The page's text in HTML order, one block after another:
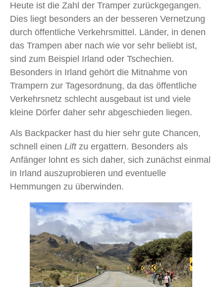
Heute ist die Zahl der Tramper zurückgegangen.
Dies liegt besonders an der besseren Vernetzung
durch öffentliche Verkehrsmittel. Länder, in denen
das Trampen aber nach wie vor sehr beliebt ist,
sind zum Beispiel Irland oder Tschechien.
Besonders in Irland gehört die Mitnahme von
Trampern zur Tagesordnung, da das öffentliche
Verkehrsnetz schlecht ausgebaut ist und viele
kleine Dörfer daher sehr abgeschieden liegen.
Als Backpacker hast du hier sehr gute Chancen,
schnell einen Lift zu ergattern. Besonders als
Anfänger lohnt es sich daher, sich zunächst einmal
in Irland auszuprobieren und eventuelle
Hemmungen zu überwinden.